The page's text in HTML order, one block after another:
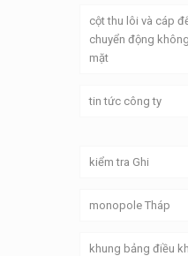
cột thu lôi và cáp
chuyển động
mặt
tin tức công ty
kiểm tra Ghi
monopole Tháp
khung bảng điều